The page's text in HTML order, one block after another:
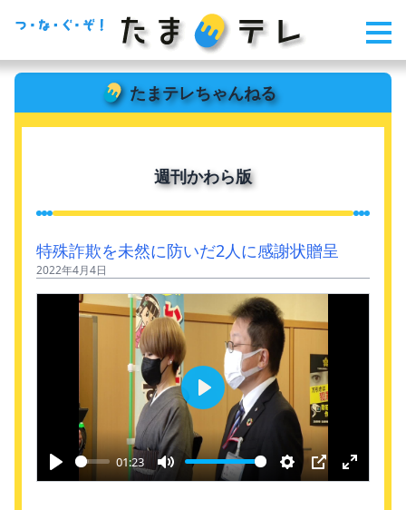
たまテレちゃんねる
週刊かわら版
特殊詐欺を未然に防いだ2人に感謝状贈呈
2022年4月4日
Play
01:23
Mute Settings
PIP Enter
Play